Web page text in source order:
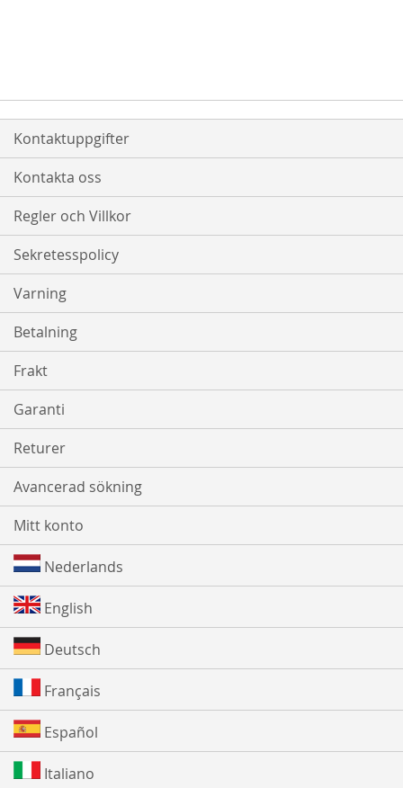
Kontaktuppgifter
Kontakta oss
Regler och Villkor
Sekretesspolicy
Varning
Betalning
Frakt
Garanti
Returer
Avancerad sökning
Mitt konto
Nederlands
English
Deutsch
Français
Español
Italiano